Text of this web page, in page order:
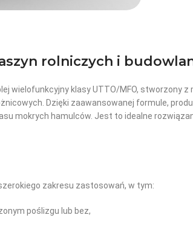
rolniczych i
wielofunkcyjny klasy UTTO/MFO, stworzony
Dzięki zaawansowanej formule,
mokrych hamulców. Jest to idealne
zakresu zastosowań, w tym:
poślizgu lub bez,